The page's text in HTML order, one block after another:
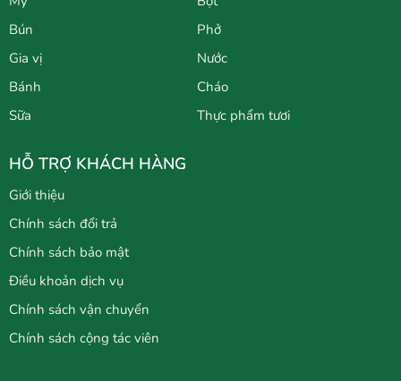
Bún
Phở
Gia vị
Nước
Bánh
Cháo
Sữa
Thực phẩm tươi
HỖ TRỢ KHÁCH HÀNG
Giới thiệu
Chính sách đổi trả
Chính sách bảo mật
Điều khoản dịch vụ
Chính sách vận chuyển
Chính sách cộng tác viên